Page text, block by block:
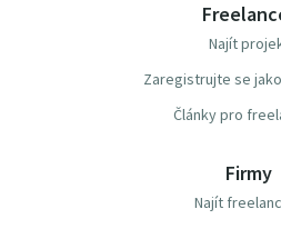
Najít
Zaregistrujte se
Články pro
Firmy
Najít